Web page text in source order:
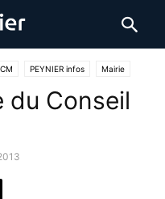
PEYNIER infos Mairie
du Conseil